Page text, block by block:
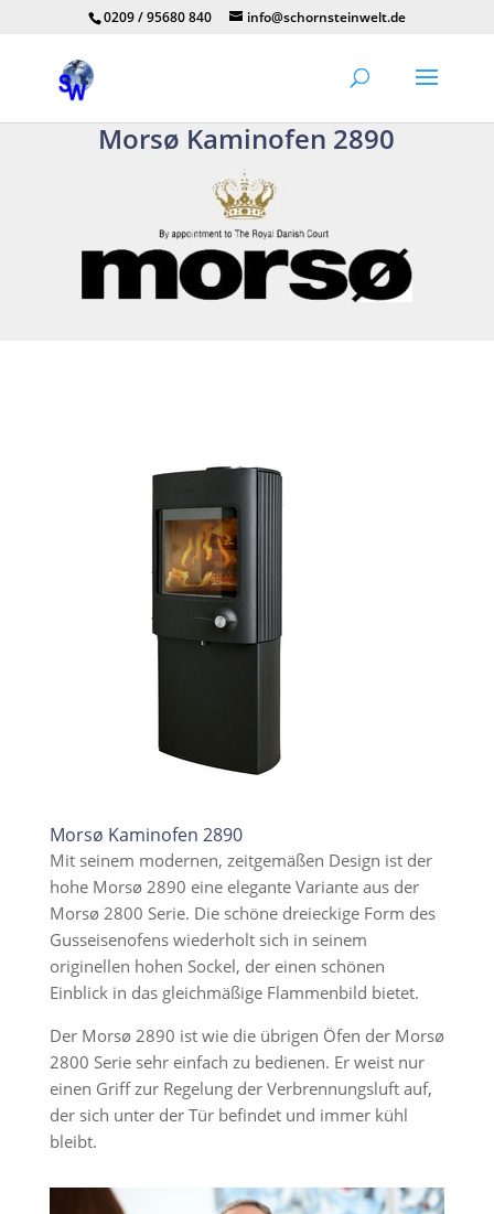
0209 / 95680 840 info@schornsteinwelt.de
Morsø Kaminofen 2890
Morsø Kaminofen 2890
Mit seinem modernen, zeitgemäßen Design ist der
hohe Morsø 2890 eine elegante Variante aus der
Morsø 2800 Serie. Die schöne dreieckige Form des
Gusseisenofens wiederholt sich in seinem
originellen hohen Sockel, der einen schönen
Einblick in das gleichmäßige Flammenbild bietet.
Der Morsø 2890 ist wie die übrigen Öfen der Morsø
2800 Serie sehr einfach zu bedienen. Er weist nur
einen Griff zur Regelung der Verbrennungsluft auf,
der sich unter der Tür befindet und immer kühl
bleibt.